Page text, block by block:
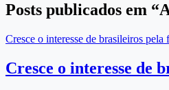
Posts publicados em
Cresce o interesse de brasileiros pela
Cresce o interesse de